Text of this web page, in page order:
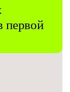
первой